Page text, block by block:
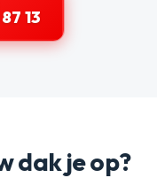
13
dak je op?